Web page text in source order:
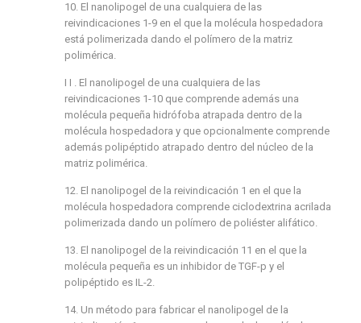
10. El nanolipogel de una cualquiera de las
reivindicaciones 1-9 en el que la molécula hospedadora
está polimerizada dando el polímero de la matriz
polimérica.
I I . El nanolipogel de una cualquiera de las
reivindicaciones 1-10 que comprende además una
molécula pequeña hidrófoba atrapada dentro de la
molécula hospedadora y que opcionalmente comprende
además polipéptido atrapado dentro del núcleo de la
matriz polimérica.
12. El nanolipogel de la reivindicación 1 en el que la
molécula hospedadora comprende ciclodextrina acrilada
polimerizada dando un polímero de poliéster alifático.
13. El nanolipogel de la reivindicación 11 en el que la
molécula pequeña es un inhibidor de TGF-p y el
polipéptido es IL-2.
14. Un método para fabricar el nanolipogel de la